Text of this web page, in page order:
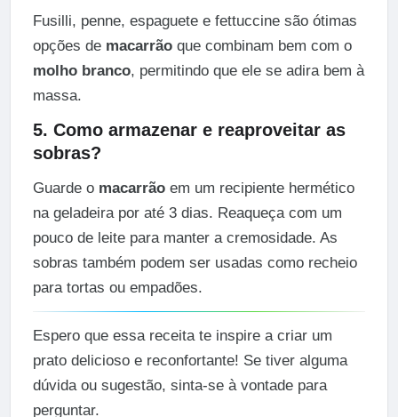
Fusilli, penne, espaguete e fettuccine são ótimas
opções de macarrãoque combinam bem com o
molho branco, permitindo que ele se adira bem à
massa.
5. Como armazenar e reaproveitar as
sobras?
Guarde o macarrãoem um recipiente hermético
na geladeira por até 3 dias. Reaqueça com um
pouco de leite para manter a cremosidade. As
sobras também podem ser usadas como recheio
para tortas ou empadões.
Espero que essa receita te inspire a criar um
prato delicioso e reconfortante! Se tiver alguma
dúvida ou sugestão, sinta-se à vontade para
perguntar.